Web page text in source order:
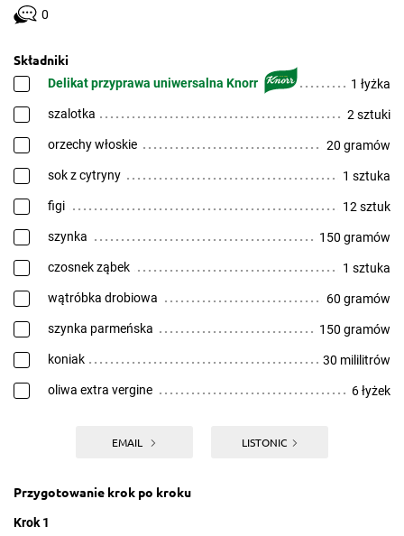
0
Składniki
Delikat przyprawa uniwersalna Knorr 1 łyżka
szalotka 2 sztuki
orzechy włoskie 20 gramów
sok z cytryny 1 sztuka
figi 12 sztuk
szynka 150 gramów
czosnek ząbek 1 sztuka
wątróbka drobiowa 60 gramów
szynka parmeńska 150 gramów
koniak 30 mililitrów
oliwa extra vergine 6 łyżek
EMAIL LISTONIC
Przygotowanie krok po kroku
Krok 1